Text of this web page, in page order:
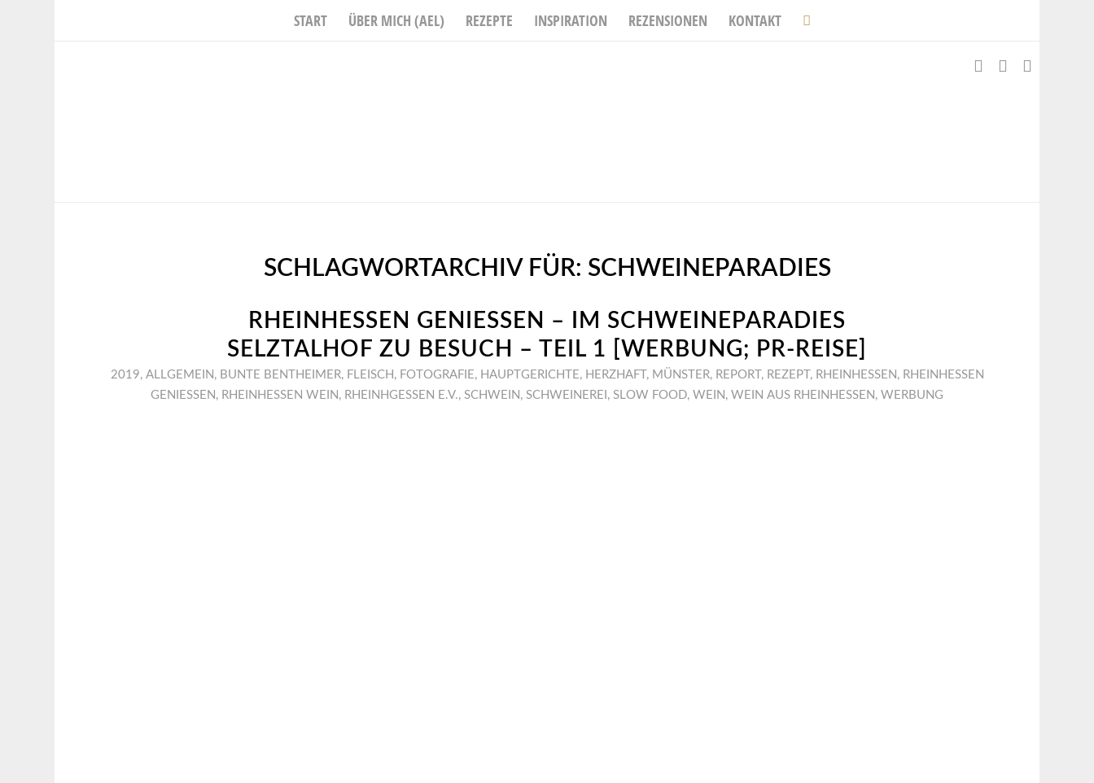
START ÜBER MICH (AEL) REZEPTE INSPIRATION REZENSIONEN KONTAKT
SCHLAGWORTARCHIV FÜR: SCHWEINEPARADIES
RHEINHESSEN GENIESSEN – IM SCHWEINEPARADIES
SELZTALHOF ZU BESUCH – TEIL 1 [WERBUNG; PR-REISE]
2019, ALLGEMEIN , BUNTE BENTHEIMER, FLEISCH , FOTOGRAFIE, HAUPTGERICHTE, HERZHAFT , MÜNSTER, REPORT , REZEPT , RHEINHESSEN , RHEINHESSEN
GENIESSEN
, RHEINHESSEN WEIN , RHEINHGESSEN E.V., SCHWEIN , SCHWEINEREI , SLOW FOOD, WEIN , WEIN AUS RHEINHESSEN , WERBUNG